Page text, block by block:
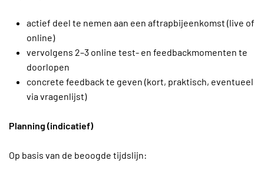
actief deel te nemen aan een aftrapbijeenkomst (live of
online)
vervolgens 2–3 online test- en feedbackmomenten te
doorlopen
concrete feedback te geven (kort, praktisch, eventueel
via vragenlijst)
Planning (indicatief)
Op basis van de beoogde tijdslijn: